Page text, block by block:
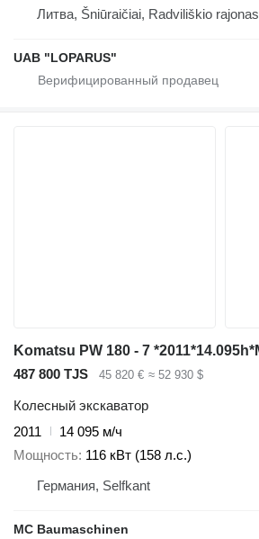
Литва, Šniūraičiai, Radviliškio rajonas
UAB "LOPARUS"
487 800 TJS 45 820 € ≈ 52 930 $
Колесный экскаватор
2011
14 095 м/ч
Мощность 116 кВт (158 л.с.)
Германия, Selfkant
MC Baumaschinen